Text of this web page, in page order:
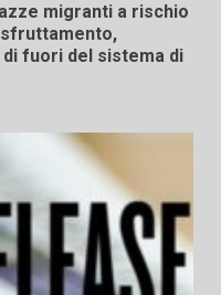
migranti a rischio
fuori del sistema di